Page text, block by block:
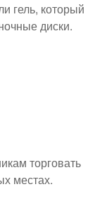
гель, который
диски.
торговать
местах.